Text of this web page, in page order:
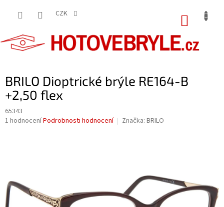
CZK
BRILO Dioptrické brýle RE164-B
+2,50 flex
65343
Průměrné
hvězdiček.
1 hodnoceníPodrobnosti hodnocení Značka: BRILO